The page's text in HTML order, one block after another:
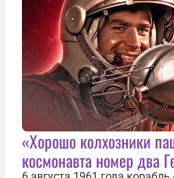
«Хорошо колхозники
космонавта номер два